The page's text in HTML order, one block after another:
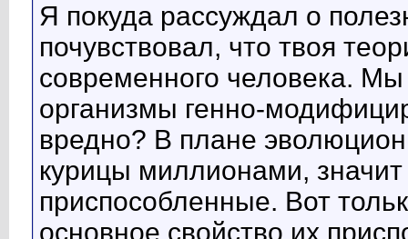
Я покуда рассуждал о
почувствовал, что твоя
современного человека.
организмы генно-
вредно? В плане
курицы миллионами,
приспособленные. Вот
основное свойство их